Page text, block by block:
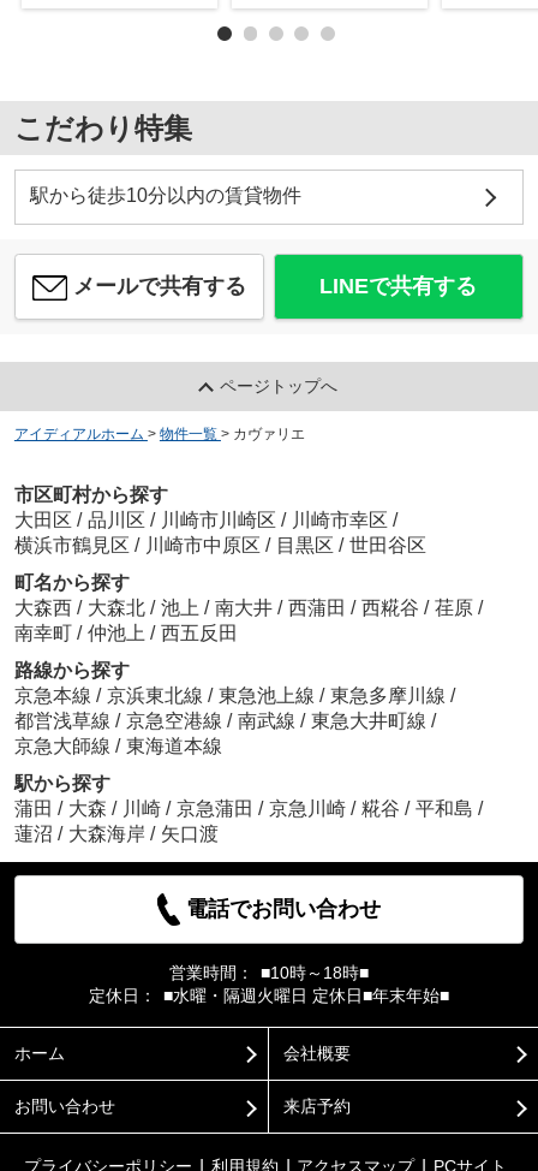
こだわり特集
駅から徒歩10分以内の賃貸物件
メールで共有する LINEで共有する
ページトップへ
アイディアルホーム > 物件一覧 > カヴァリエ
市区町村から探す
大田区 / 品川区 / 川崎市川崎区 / 川崎市幸区 /
横浜市鶴見区 / 川崎市中原区 / 目黒区 / 世田谷区
町名から探す
大森西 / 大森北 / 池上 / 南大井 / 西蒲田 / 西糀谷 / 荏原 /
南幸町 / 仲池上 / 西五反田
路線から探す
京急本線 / 京浜東北線 / 東急池上線 / 東急多摩川線 /
都営浅草線 / 京急空港線 / 南武線 / 東急大井町線 /
京急大師線 / 東海道本線
駅から探す
蒲田 / 大森 / 川崎 / 京急蒲田 / 京急川崎 / 糀谷 / 平和島 /
蓮沼 / 大森海岸 / 矢口渡
電話でお問い合わせ
営業時間：
■10時～18時■
定休日：
■水曜・隔週火曜日 定休日■年末年始■
ホーム 会社概要
お問い合わせ 来店予約
プライバシーポリシー 利用規約 アクセスマップ PCサイト